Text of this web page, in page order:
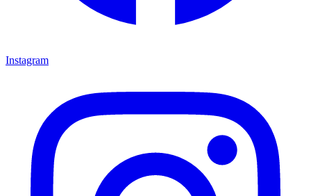
Instagram